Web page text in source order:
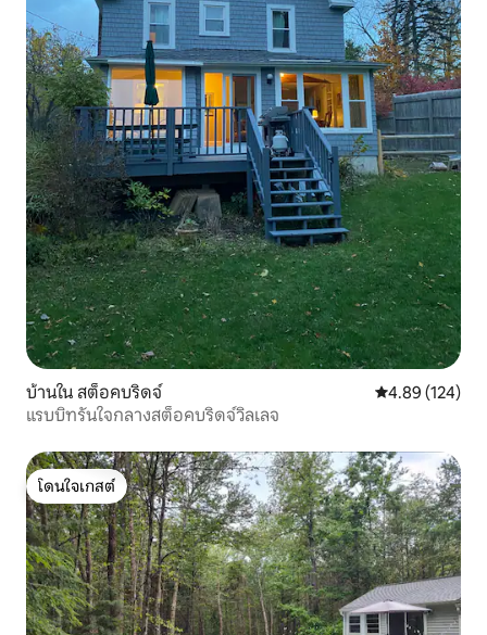
บ้านใน สต็อคบริดจ์ คะแนนเฉลี่ย
4.89 (124)
แรบบิทรันใจกลางสต็อคบริดจ์วิลเลจ
โดนใจเกสต์
โดนใจเกสต์